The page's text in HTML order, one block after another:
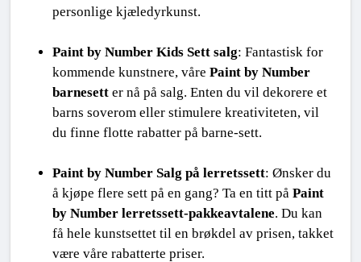
personlige kjæledyrkunst.
Paint by Number Kids Sett salg: Fantastisk for
kommende kunstnere, våre Paint by Number
barnesett er nå på salg. Enten du vil dekorere et
barns soverom eller stimulere kreativiteten, vil
du finne flotte rabatter på barne-sett.
Paint by Number Salg på lerretssett: Ønsker du
å kjøpe flere sett på en gang? Ta en titt på Paint
by Number lerretssett-pakkeavtalene. Du kan
få hele kunstsettet til en brøkdel av prisen, takket
være våre rabatterte priser.